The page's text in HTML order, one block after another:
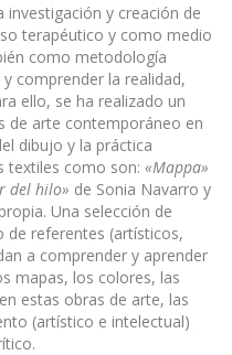
investigación y creación de
terapéutico y como medio
como metodología
comprender la realidad,
ello, se ha realizado un
de arte contemporáneo en
dibujo y la práctica
textiles como son: «Mappa»
del hilo» de Sonia Navarro y
Una selección de
de referentes (artísticos,
a comprender y aprender
mapas, los colores, las
estas obras de arte, las
(artístico e intelectual)